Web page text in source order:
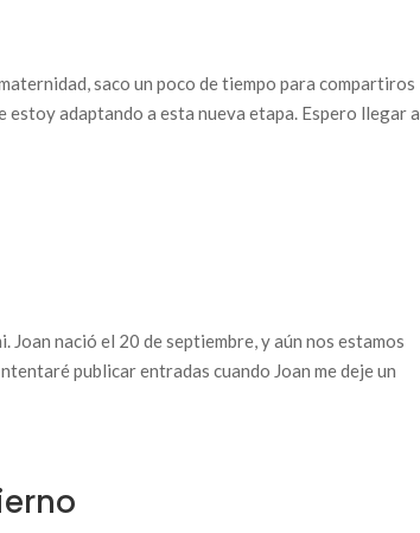
saco un poco de tiempo para compartiros
adaptando a esta nueva etapa. Espero llegar a
Joan nació el 20 de septiembre, y aún nos estamos
publicar entradas cuando Joan me deje un